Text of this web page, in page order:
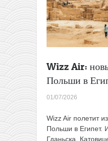
обратно
Wizz Air:
Польши в
01/07/2026
Wizz Air полетит
Польши в Египет.
Гданьска,